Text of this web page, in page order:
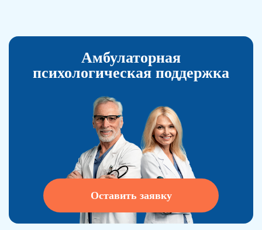
Амбулаторная
психологическая поддержка
Оставить заявку